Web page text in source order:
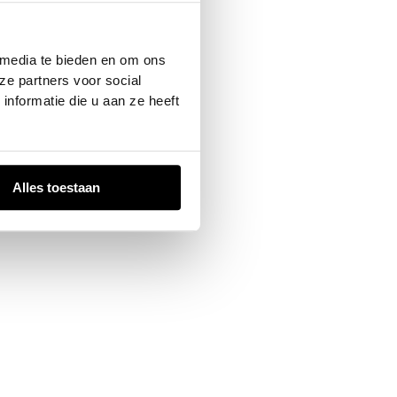
te bieden en om ons
partners voor social
die u aan ze heeft
Alles toestaan
for more information).